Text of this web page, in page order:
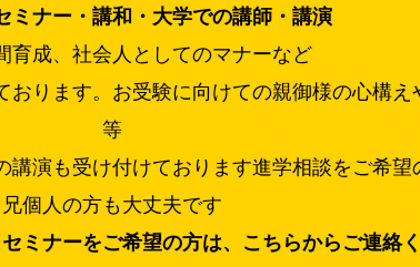
ミナー・講和・大学での講師・講演
育成、社会人としてのマナーなど
おります。お受験に向けての親御様の心構え
等
講演も受け付けております進学相談をご希望
兄個人の方も大丈夫です
ミナーをご希望の方は、こちらからご連絡